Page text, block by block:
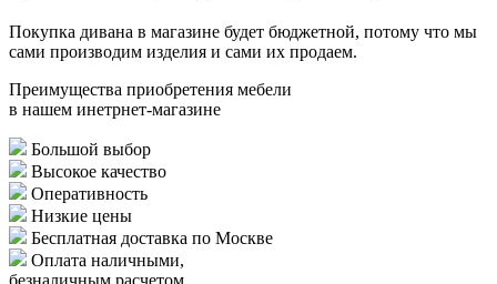
Покупка дивана в магазине будет бюджетной, потому что мы
сами производим изделия и сами их продаем.
Преимущества приобретения мебели
в нашем инетрнет-магазине
Большой выбор
Высокое качество
Оперативность
Низкие цены
Бесплатная доставка по Москве
Оплата наличными,
безналичным расчетом